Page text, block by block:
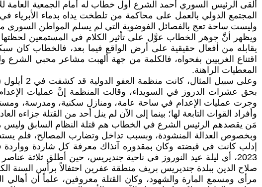
المجتمع الدولي بالعمل على محاكمة من تلطخت يداه بدماء
وليست ساحة تعج بالفصائل الفوضوية التي لم يسلم المواطن السوري
ويظهر أنَّ جوهر الخطاب عوَّل على تأثير الكلام في المستمعين لحظتها
يقابله من أفعال حقيقية على أرض الواقع فيما بعد، فالخطاب كان
اقتناع الغربيين بفحواه، فالكلمة من جهة ألهبت مشاعر محبي
المعطيات الراهنة.
وعلى سبيل
بحق عشرات الدروز في السويداء، وقالت المنظمة إنَّ عمليات
وجرت عمليات الإعدام في ساحة عامة، ومنازل سكنية، ومدرسة،
وأفراد القوات التابعة لها؛ بينما إلى الآن لم ينل أحد من القتلة
مَن يقصدهم الرئيس الشرع في الخطاب هم قتلة النظام السابق وليس
وبخصوص العدالة المنشودة، وبسبب تداخل وتضارب المصالح، فلم
2023، أي ليلة عيد النوروز في ناحية جنديريس، حين أطلق ثلاثة
صلاح الدين ببلدة جنديريس بريف منطقة عفرين احتفالاً برأس السنة
مرأى ومسمع المارة والشهود، وكان القتلة معروفين، علماً أن أهالي